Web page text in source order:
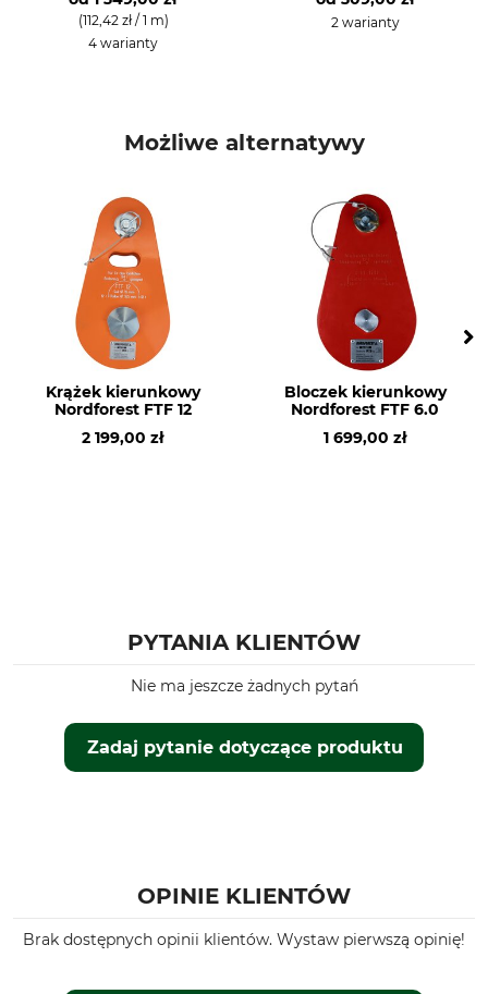
(112,42 zł / 1 m)
4 warianty
2 warianty
Możliwe alternatywy
Krążek kierunkowy
Nordforest FTF 12
2 199,00 zł
Bloczek kierunkowy
Nordforest FTF 6.0
1 699,00 zł
PYTANIA KLIENTÓW
Zadaj pytanie dotyczące produktu
Nie ma jeszcze żadnych pytań
OPINIE KLIENTÓW
Brak dostępnych opinii klientów. Wystaw pierwszą opinię!